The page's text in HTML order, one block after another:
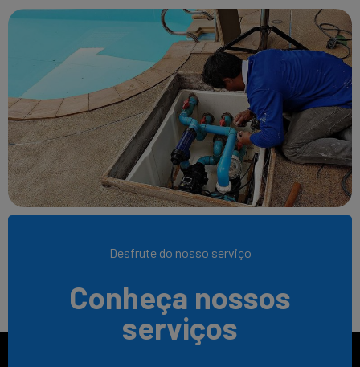
Desfrute do nosso serviço
Conheça nossos
serviços